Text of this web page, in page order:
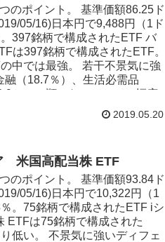
を実現することを目指した
4.33％。分配回数は年4回。非
銘柄だけを厳選して構成
％ずつ80銘柄で構成されてい
の大きな企...
のポイント。 基準価額86.25ド
05/16)日本円で9,488円（1ド
397銘柄で構成されたETF バ
は397銘柄で構成されたETF。
中では最強。 若干不景気に強
（18.7％）、生活必需品
％）の順になっていて、幅広
る印象。若干不景気に強い
5/16） 上昇局面では価格を伸
利回りを実現することを目指
りは3.12％。分配回数は年4
構成 将来有望企業で構成する
後もそれが見込める銘柄のみ
グーグルやフェイスブックな
2019.05.20
米国高配当株 ETF
のポイント。 基準価額93.84ド
05/16)日本円で10,322円（1
。75銘柄で構成されたETF iシ
は75銘柄で構成された
低い。 不景気に強いディフェ